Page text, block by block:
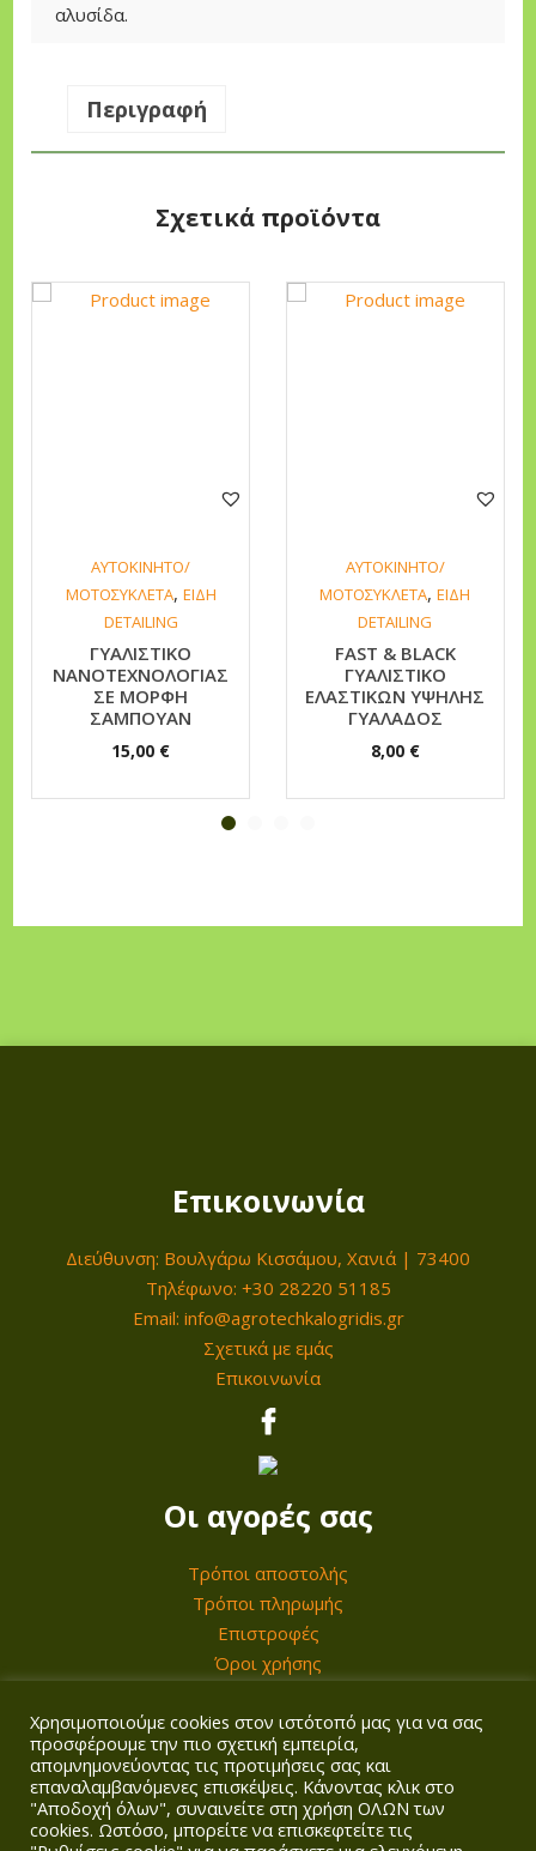
αλυσίδα.
Περιγραφή
Σχετικά προϊόντα
ΑΥΤΟΚΙΝΗΤΟ/
ΜΟΤΟΣΥΚΛΕΤΑ, ΕΙΔΗ
DETAILING
ΓΥΑΛΙΣΤΙΚΟ
ΝΑΝΟΤΕΧΝΟΛΟΓΙΑΣ
ΣΕ ΜΟΡΦΗ
ΣΑΜΠΟΥΑΝ
15,00 €
ΑΥΤΟΚΙΝΗΤΟ/
ΜΟΤΟΣΥΚΛΕΤΑ,ΕΙΔΗ
DETAILING
FAST & BLACK
ΓΥΑΛΙΣΤΙΚΟ
ΕΛΑΣΤΙΚΩΝ ΥΨΗΛΗΣ
ΓΥΑΛΑΔΟΣ
8,00 €
Επικοινωνία
Διεύθυνση: Βουλγάρω Κισσάμου, Χανιά | 73400
Τηλέφωνο: +30 28220 51185
Email: info@agrotechkalogridis.gr
Σχετικά με εμάς
Επικοινωνία
Οι αγορές σας
Τρόποι αποστολής
Τρόποι πληρωμής
Επιστροφές
Όροι χρήσης
Ο λογαριασμός σας
Σύνδεση/Εγγραφή
Καλάθι
Χρησιμοποιούμε cookies στον ιστότοπό μας για να σας
προσφέρουμε την πιο σχετική εμπειρία,
απομνημονεύοντας τις προτιμήσεις σας και
επαναλαμβανόμενες επισκέψεις. Κάνοντας κλικ στο
"Αποδοχή όλων", συναινείτε στη χρήση ΟΛΩΝ των
cookies. Ωστόσο, μπορείτε να επισκεφτείτε τις